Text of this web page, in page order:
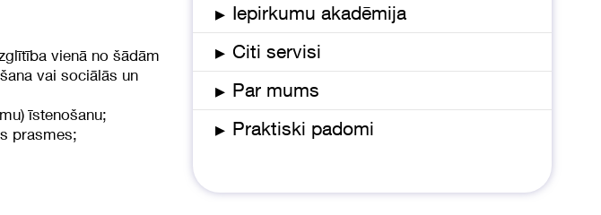
vienā no šādām
vai sociālās un
īstenošanu;
prasmes;
▸ Iepirkumu akadēmija
▸ Citi servisi
▸ Par mums
▸ Praktiski padomi